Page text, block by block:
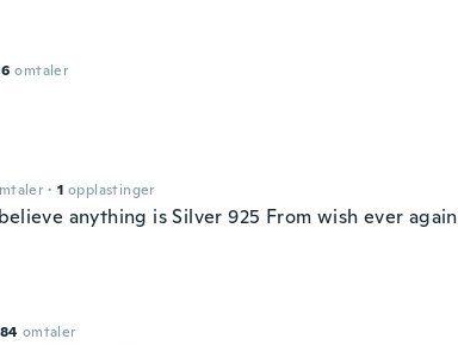
omtaler
· 1 opplastinger
anything is Silver 925 From wish ever again
omtaler